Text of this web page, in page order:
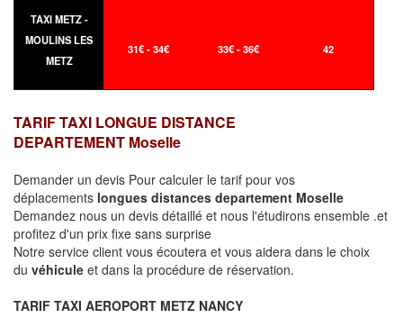
TAXI METZ -
MOULINS LES
METZ
31€ - 34€ 33€ - 36€ 42
TARIF TAXI LONGUE DISTANCE
DEPARTEMENT Moselle
Demander un devis Pour calculer le tarif pour vos
déplacements longues distances departement Moselle
Demandez nous un devis détaillé et nous l'étudirons ensemble .et
profitez d'un prix fixe sans surprise
Notre service client vous écoutera et vous aidera dans le choix
du véhicule et dans la procédure de réservation.
TARIF TAXI AEROPORT METZ NANCY